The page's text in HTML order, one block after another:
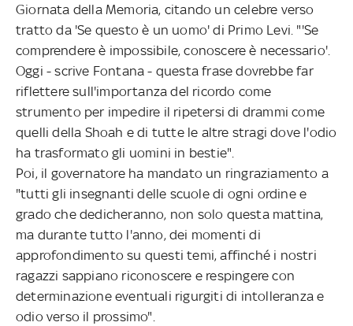
Giornata della Memoria, citando un celebre verso
tratto da 'Se questo è un uomo' di Primo Levi. "'Se
comprendere è impossibile, conoscere è necessario'.
Oggi - scrive Fontana - questa frase dovrebbe far
riflettere sull'importanza del ricordo come
strumento per impedire il ripetersi di drammi come
quelli della Shoah e di tutte le altre stragi dove l'odio
ha trasformato gli uomini in bestie".
Poi, il governatore ha mandato un ringraziamento a
"tutti gli insegnanti delle scuole di ogni ordine e
grado che dedicheranno, non solo questa mattina,
ma durante tutto l'anno, dei momenti di
approfondimento su questi temi, affinché i nostri
ragazzi sappiano riconoscere e respingere con
determinazione eventuali rigurgiti di intolleranza e
odio verso il prossimo".